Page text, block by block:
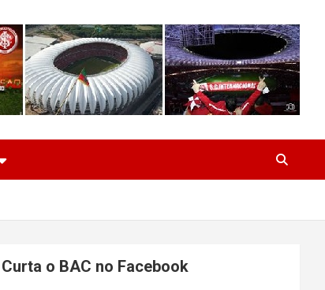
Curta o BAC no Facebook